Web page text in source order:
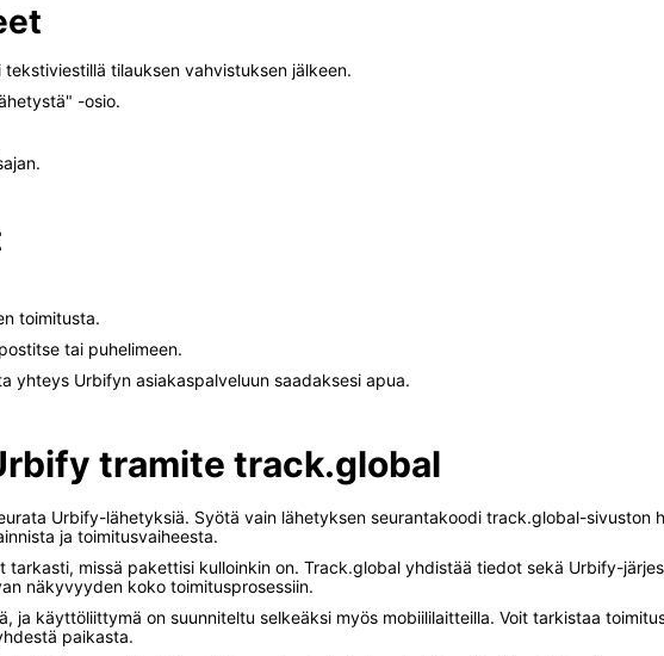
tilauksen vahvistuksen jälkeen.
-osio.
toimitusta.
tai puhelimeen.
yhteys Urbifyn asiakaspalveluun saadaksesi apua.
tramite track.global
Urbify-lähetyksiä. Syötä vain lähetyksen seurantakoodi track.global-sivuston
ja toimitusvaiheesta.
tarkasti, missä pakettisi kulloinkin on. Track.global yhdistää tiedot sekä Urbify-
näkyvyyden koko toimitusprosessiin.
ja käyttöliittymä on suunniteltu selkeäksi myös mobiililaitteilla. Voit tarkistaa
paikasta.